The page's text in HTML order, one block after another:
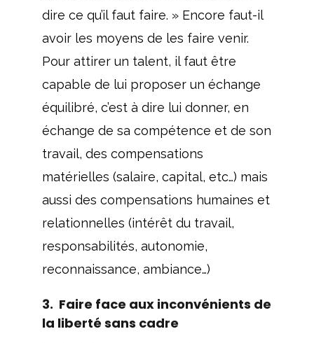
dire ce qu’il faut faire. » Encore faut-il
avoir les moyens de les faire venir.
Pour attirer un talent, il faut être
capable de lui proposer un échange
équilibré, c’est à dire lui donner, en
échange de sa compétence et de son
travail, des compensations
matérielles (salaire, capital, etc…) mais
aussi des compensations humaines et
relationnelles (intérêt du travail,
responsabilités, autonomie,
reconnaissance, ambiance…)
3. Faire face aux inconvénients de
la liberté sans cadre